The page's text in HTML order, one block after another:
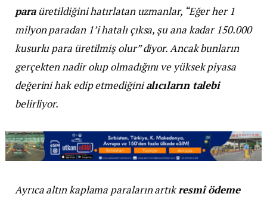
paraüretildiğini hatırlatan uzmanlar, “Eğer her 1
milyon paradan 1’i hatalı çıksa, şu ana kadar 150.000
kusurlu para üretilmiş olur” diyor. Ancak bunların
gerçekten nadir olup olmadığını ve yüksek piyasa
değerini hak edip etmediğinialıcıların talebi
belirliyor.
Ayrıca altın kaplama paraların artıkresmî ödeme